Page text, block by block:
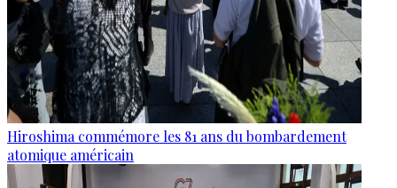
Hiroshima commémore les 81 ans du bombardement
atomique américain